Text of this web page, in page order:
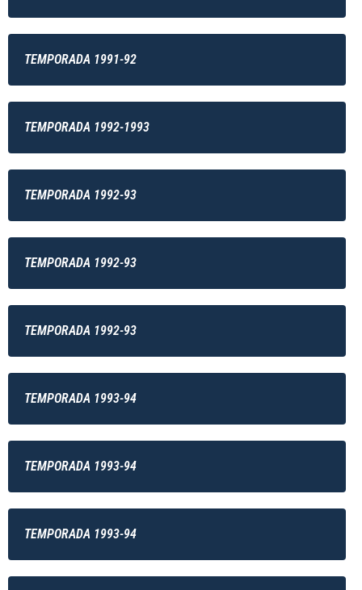
TEMPORADA 1991-92
TEMPORADA 1992-1993
TEMPORADA 1992-93
TEMPORADA 1992-93
TEMPORADA 1992-93
TEMPORADA 1993-94
TEMPORADA 1993-94
TEMPORADA 1993-94